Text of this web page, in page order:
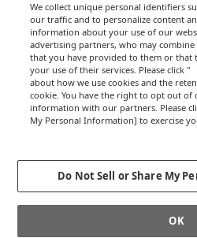
ウェブサイトのご利用について
プライバシーポリシー
GLOBALCOPYRIGHT © 2012-2026
We collect unique personal identifiers
our traffic and to personalize content
information about your use of our
advertising partners, who may
that you have provided to them or that
your use of their services. Please click "
about how we use cookies and the
cookie. You have the right to opt out
information with our partners. Please
My Personal Information] to exercise
Do Not Sell or Share My
OK